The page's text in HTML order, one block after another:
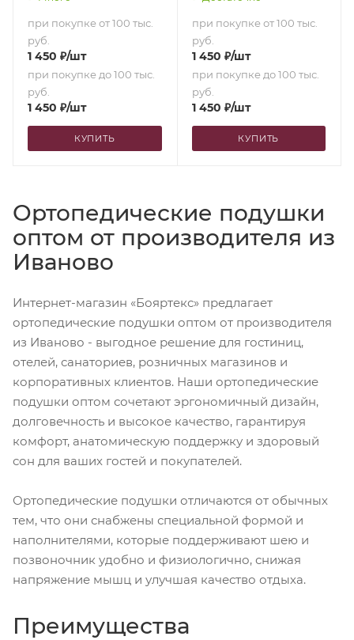
(синяя) (50х70)
при покупке от 100 тыс.
руб.
1 450 ₽/шт
при покупке до 100 тыс.
руб.
1 450 ₽/шт
КУПИТЬ
(белая) (50х70)
при покупке от 100 тыс.
руб.
1 450 ₽/шт
при покупке до 100 тыс.
руб.
1 450 ₽/шт
КУПИТЬ
Ортопедические подушки
оптом от производителя из
Иваново
Интернет-магазин «Бояртекс» предлагает
ортопедические подушки оптом от производителя
из Иваново - выгодное решение для гостиниц,
отелей, санаториев, розничных магазинов и
корпоративных клиентов. Наши ортопедические
подушки оптом сочетают эргономичный дизайн,
долговечность и высокое качество, гарантируя
комфорт, анатомическую поддержку и здоровый
сон для ваших гостей и покупателей.
Ортопедические подушки отличаются от обычных
тем, что они снабжены специальной формой и
наполнителями, которые поддерживают шею и
позвоночник удобно и физиологично, снижая
напряжение мышц и улучшая качество отдыха.
Преимущества